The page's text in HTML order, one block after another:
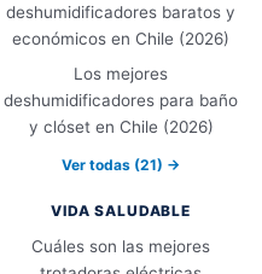
deshumidificadores baratos y
económicos en Chile (2026)
Los mejores
deshumidificadores para baño
y clóset en Chile (2026)
Ver todas (21) →
VIDA SALUDABLE
Cuáles son las mejores